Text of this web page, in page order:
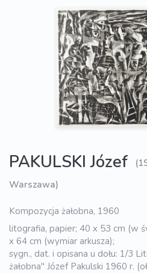
PAKULSKI Józef
Warszawa)
Kompozycja żałobna, 1960
litografia, papier; 40 x 53 cm (w
x 64 cm (wymiar arkusza);
sygn., dat. i opisana u dołu: 1/3
żałobna" Józef Pakulski 1960 r.